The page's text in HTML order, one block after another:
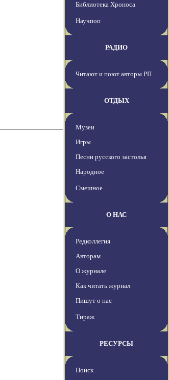
Библиотека Хроноса
Научпоп
РАДИО
Читают и поют авторы РП
ОТДЫХ
Музеи
Игры
Песни русского застолья
Народное
Смешное
О НАС
Редколлегия
Авторам
О журнале
Как читать журнал
Пишут о нас
Тираж
РЕСУРСЫ
Поиск